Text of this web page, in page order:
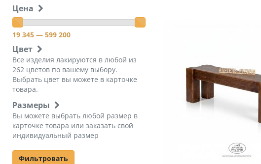
Цена
19 345 — 599 200
Цвет
Все изделия лакируются в любой из
262 цветов по вашему выбору.
Выбрать цвет вы можете в карточке
товара.
Размеры
Вы можете выбрать любой размер в
карточке товара или заказать свой
индивидуальный размер
Фильтровать